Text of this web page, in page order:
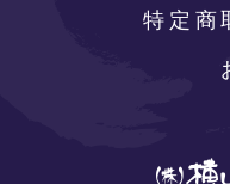
特定商